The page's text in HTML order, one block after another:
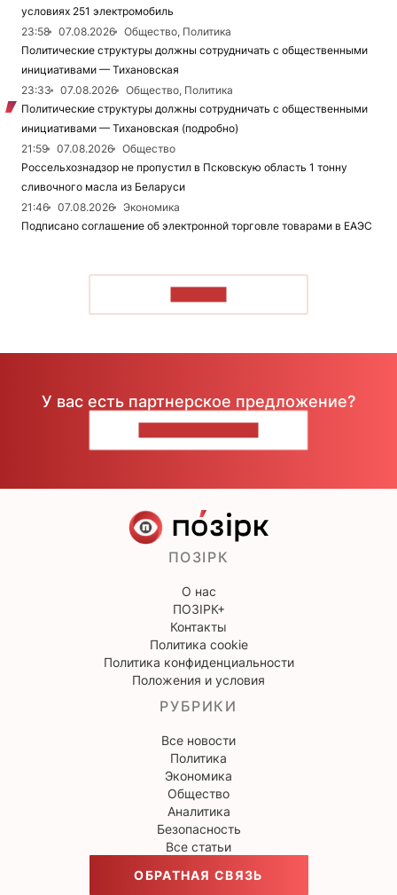
условиях 251 электромобиль
23:58
07.08.2026
Общество, Политика
Политические структуры должны сотрудничать с общественными
инициативами — Тихановская
23:33
07.08.2026
Общество, Политика
Политические структуры должны сотрудничать с общественными
инициативами — Тихановская (подробно)
21:59
07.08.2026
Общество
Россельхознадзор не пропустил в Псковскую область 1 тонну
сливочного масла из Беларуси
21:46
07.08.2026
Экономика
Подписано соглашение об электронной торговле товарами в ЕАЭС
У вас есть партнерское предложение?
ПОЗІРК
О нас
ПОЗІРК+
Контакты
Политика cookie
Политика конфиденциальности
Положения и условия
РУБРИКИ
Все новости
Политика
Экономика
Общество
Аналитика
Безопасность
Все статьи
ОБРАТНАЯ СВЯЗЬ